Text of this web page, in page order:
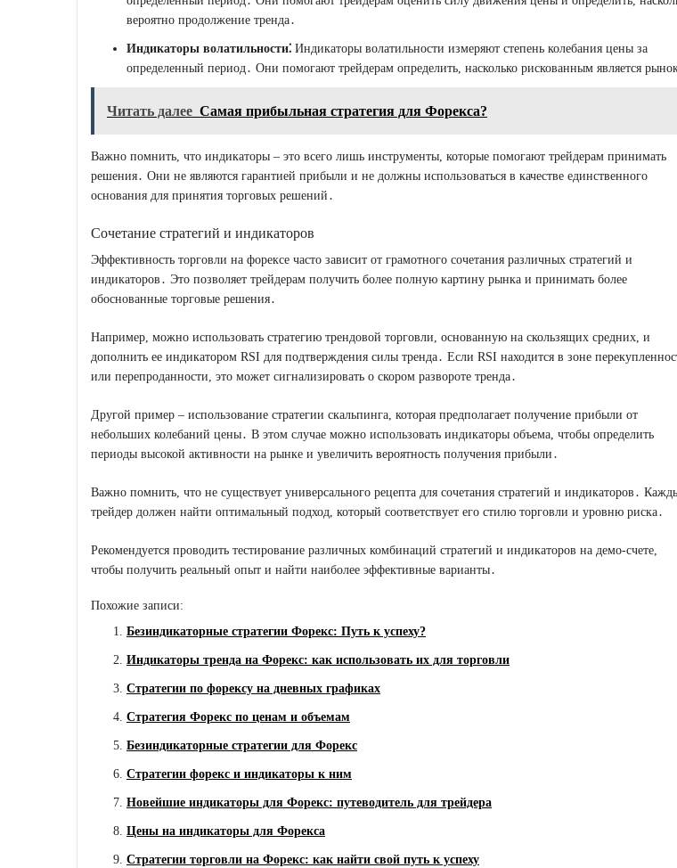
вероятно продолжение тренда․
Индикаторы волатильности⁚ Индикаторы волатильности измеряют степень колебания цены за
определенный период․ Они помогают трейдерам определить, насколько рискованным является
Читать далее Самая прибыльная стратегия для Форекса?
Важно помнить, что индикаторы – это всего лишь инструменты, которые помогают трейдерам принимать
решения․ Они не являются гарантией прибыли и не должны использоваться в качестве единственного
основания для принятия торговых решений․
Сочетание стратегий и индикаторов
Эффективность торговли на форексе часто зависит от грамотного сочетания различных стратегий и
индикаторов․ Это позволяет трейдерам получить более полную картину рынка и принимать более
обоснованные торговые решения․
Например, можно использовать стратегию трендовой торговли, основанную на скользящих средних, и
дополнить ее индикатором RSI для подтверждения силы тренда․ Если RSI находится в зоне
или перепроданности, это может сигнализировать о скором развороте тренда․
Другой пример – использование стратегии скальпинга, которая предполагает получение прибыли от
небольших колебаний цены․ В этом случае можно использовать индикаторы объема, чтобы определить
периоды высокой активности на рынке и увеличить вероятность получения прибыли․
Важно помнить, что не существует универсального рецепта для сочетания стратегий и индикаторов․
трейдер должен найти оптимальный подход, который соответствует его стилю торговли и уровню риска․
Рекомендуется проводить тестирование различных комбинаций стратегий и индикаторов на демо-счете,
чтобы получить реальный опыт и найти наиболее эффективные варианты․
Похожие записи:
Безиндикаторные стратегии Форекс: Путь к успеху?
Индикаторы тренда на Форекс: как использовать их для торговли
Стратегии по форексу на дневных графиках
Стратегия Форекс по ценам и объемам
Безиндикаторные стратегии для Форекс
Стратегии форекс и индикаторы к ним
Новейшие индикаторы для Форекс: путеводитель для трейдера
Цены на индикаторы для Форекса
Стратегии торговли на Форекс: как найти свой путь к успеху